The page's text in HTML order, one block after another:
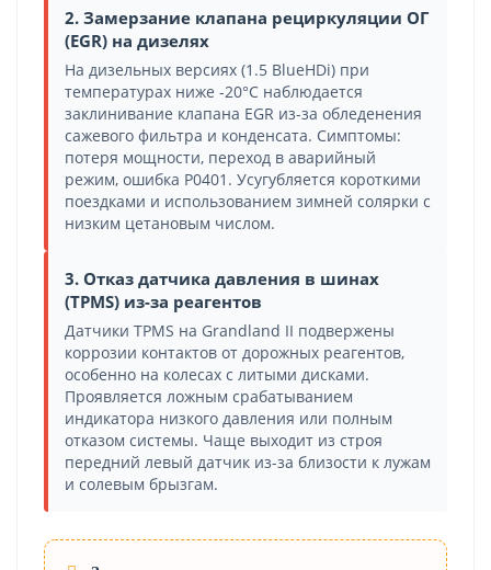
2. Замерзание клапана рециркуляции ОГ
(EGR) на дизелях
На дизельных версиях (1.5 BlueHDi) при
температурах ниже -20°C наблюдается
заклинивание клапана EGR из-за обледенения
сажевого фильтра и конденсата. Симптомы:
потеря мощности, переход в аварийный
режим, ошибка P0401. Усугубляется короткими
поездками и использованием зимней солярки с
низким цетановым числом.
3. Отказ датчика давления в шинах
(TPMS) из-за реагентов
Датчики TPMS на Grandland II подвержены
коррозии контактов от дорожных реагентов,
особенно на колесах с литыми дисками.
Проявляется ложным срабатыванием
индикатора низкого давления или полным
отказом системы. Чаще выходит из строя
передний левый датчик из-за близости к лужам
и солевым брызгам.